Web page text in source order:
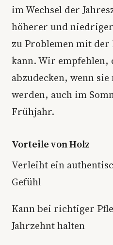
im Wechsel der
höherer und
zu Problemen mit
kann. Wir empfehlen,
abzudecken, wenn
werden, auch im
Frühjahr.
Vorteile von Holz
Verleiht ein
Gefühl
Kann bei richtiger
Jahrzehnt halten